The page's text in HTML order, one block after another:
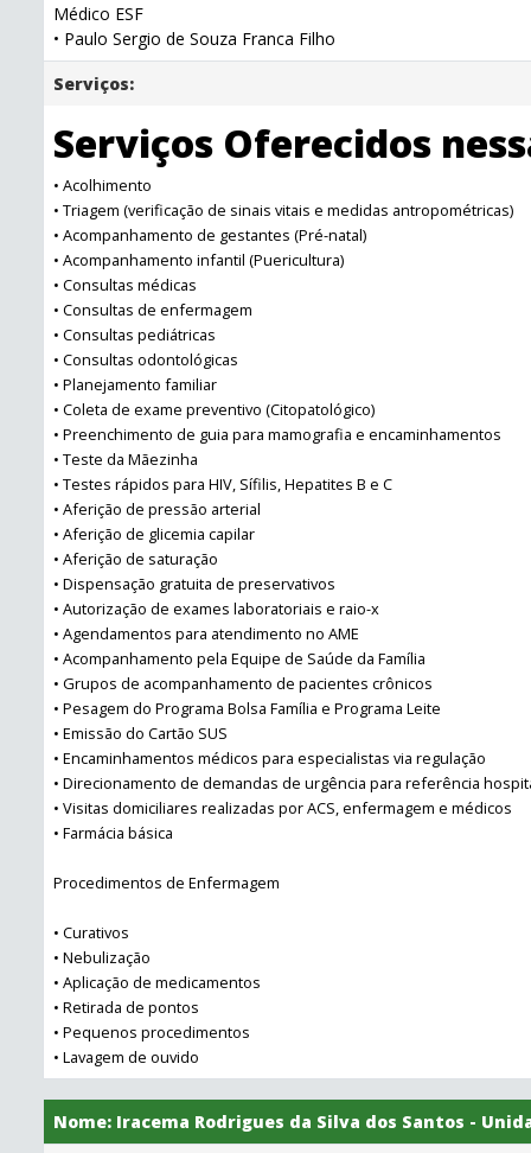
Médico ESF
• Paulo Sergio de Souza Franca Filho
Serviços:
Serviços Oferecidos
• Acolhimento
• Triagem (verificação de sinais vitais e medidas antropométricas)
• Acompanhamento de gestantes (Pré-natal)
• Acompanhamento infantil (Puericultura)
• Consultas médicas
• Consultas de enfermagem
• Consultas pediátricas
• Consultas odontológicas
• Planejamento familiar
• Coleta de exame preventivo (Citopatológico)
• Preenchimento de guia para mamografia e encaminhamentos
• Teste da Mãezinha
• Testes rápidos para HIV, Sífilis, Hepatites B e C
• Aferição de pressão arterial
• Aferição de glicemia capilar
• Aferição de saturação
• Dispensação gratuita de preservativos
• Autorização de exames laboratoriais e raio-x
• Agendamentos para atendimento no AME
• Acompanhamento pela Equipe de Saúde da Família
• Grupos de acompanhamento de pacientes crônicos
• Pesagem do Programa Bolsa Família e Programa Leite
• Emissão do Cartão SUS
• Encaminhamentos médicos para especialistas via regulação
• Direcionamento de demandas de urgência para referência
• Visitas domiciliares realizadas por ACS, enfermagem e médicos
• Farmácia básica
Procedimentos de Enfermagem
• Curativos
• Nebulização
• Aplicação de medicamentos
• Retirada de pontos
• Pequenos procedimentos
• Lavagem de ouvido
Nome: Iracema Rodrigues da Silva dos Santos -